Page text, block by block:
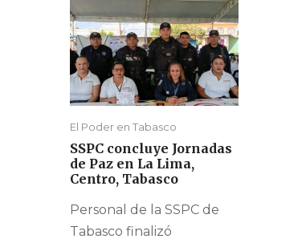
El Poder en Tabasco
SSPC concluye Jornadas
de Paz en La Lima,
Centro, Tabasco
Personal de la SSPC de
Tabasco finalizó